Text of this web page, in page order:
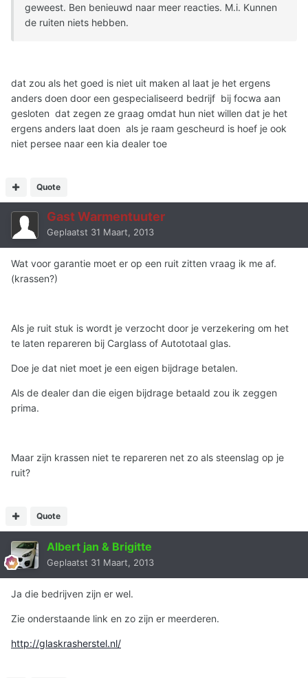
geweest. Ben benieuwd naar meer reacties. M.i. Kunnen
de ruiten niets hebben.
dat zou als het goed is niet uit maken al laat je het ergens
anders doen door een gespecialiseerd bedrijf bij focwa aan
gesloten dat zegen ze graag omdat hun niet willen dat je het
ergens anders laat doen als je raam gescheurd is hoef je ook
niet persee naar een kia dealer toe
Quote
Gast Warmentuuter
Geplaatst 31 Maart, 2013
Wat voor garantie moet er op een ruit zitten vraag ik me af.
(krassen?)
Als je ruit stuk is wordt je verzocht door je verzekering om het
te laten repareren bij Carglass of Autototaal glas.
Doe je dat niet moet je een eigen bijdrage betalen.
Als de dealer dan die eigen bijdrage betaald zou ik zeggen
prima.
Maar zijn krassen niet te repareren net zo als steenslag op je
ruit?
Quote
Albert jan & Brigitte
Geplaatst 31 Maart, 2013
Ja die bedrijven zijn er wel.
Zie onderstaande link en zo zijn er meerderen.
http://glaskrasherstel.nl/